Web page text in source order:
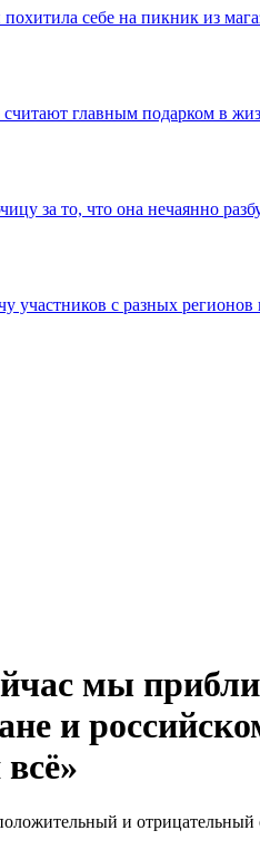
себе на пикник из
главным подарком в
за то, что она нечаянно
участников с разных
мы
и
и отрицательный